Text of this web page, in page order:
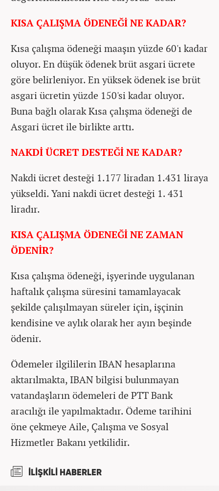
KISA ÇALIŞMA ÖDENEĞİ NE KADAR?
Kısa çalışma ödeneği maaşın yüzde 60'ı kadar
oluyor. En düşük ödenek brüt asgari ücrete
göre belirleniyor. En yüksek ödenek ise brüt
asgari ücretin yüzde 150'si kadar oluyor.
Buna bağlı olarak Kısa çalışma ödeneği de
Asgari ücret ile birlikte arttı.
NAKDİ ÜCRET DESTEĞİ NE KADAR?
Nakdi ücret desteği 1.177 liradan 1.431 liraya
yükseldi. Yani nakdi ücret desteği 1. 431
liradır.
KISA ÇALIŞMA ÖDENEĞİ NE ZAMAN
ÖDENİR?
Kısa çalışma ödeneği, işyerinde uygulanan
haftalık çalışma süresini tamamlayacak
şekilde çalışılmayan süreler için, işçinin
kendisine ve aylık olarak her ayın beşinde
ödenir.
Ödemeler ilgililerin IBAN hesaplarına
aktarılmakta, IBAN bilgisi bulunmayan
vatandaşların ödemeleri de PTT Bank
aracılığı ile yapılmaktadır. Ödeme tarihini
öne çekmeye Aile, Çalışma ve Sosyal
Hizmetler Bakanı yetkilidir.
İLİŞKİLİ HABERLER